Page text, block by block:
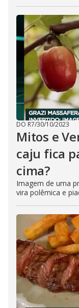
DO R7/30/10/2023
Mitos e
caju fica
cima?
Imagem de uma
vira polêmica e